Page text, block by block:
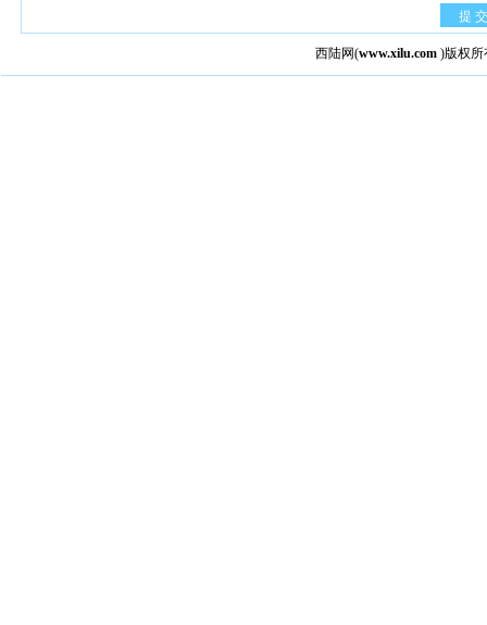
提 交
西陆网(www.xilu.com )版权